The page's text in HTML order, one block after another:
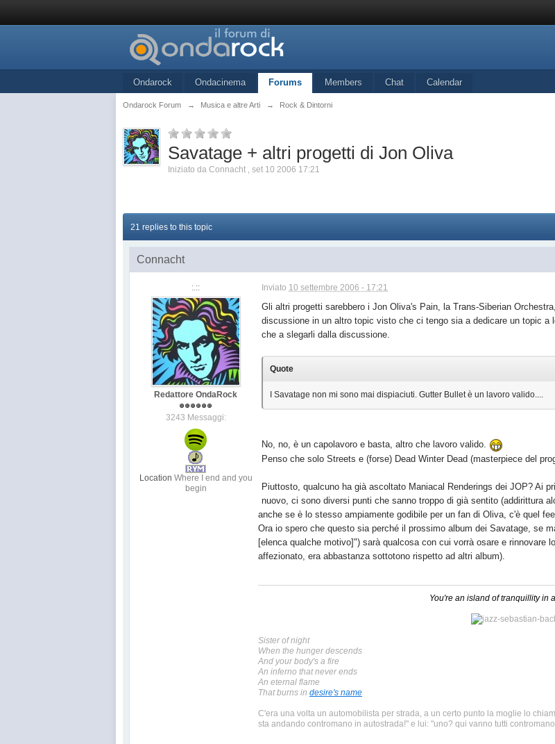
Ondarock Ondacinema Forums Members Chat Calendar
Ondarock Forum → Musica e altre Arti → Rock & Dintorni
Savatage + altri progetti di Jon Oliva
Iniziato da Connacht , set 10 2006 17:21
21 replies to this topic
Connacht
:.::
Redattore OndaRock
3243 Messaggi:
Location Where I end and you
begin
Inviato 10 settembre 2006 - 17:21
Gli altri progetti sarebbero i Jon Oliva's Pain, la Trans-Siberian
discussione in un altro topic visto che ci tengo sia a dedicare un topic a
che a slegarli dalla discussione.
Quote
I Savatage non mi sono mai dispiaciuti. Gutter Bullet è un lavoro valido....
No, no, è un capolavoro e basta, altro che lavoro valido.
Penso che solo Streets e (forse) Dead Winter Dead (masterpiece del
Piuttosto, qualcuno ha già ascoltato Maniacal Renderings dei JOP? Ai
nuovo, ci sono diversi punti che sanno troppo di già sentito (addirittura
anche se è lo stesso ampiamente godibile per un fan di Oliva, c'è quel
Ora io spero che questo sia perché il prossimo album dei Savatage, se
[elenca qualche motivo]") sarà qualcosa con cui vorrà osare e rinnovare
affezionato, era abbastanza sottotono rispetto ad altri album).
You're an island of tranquillity in
Sister of night
When the hunger descends
And your body's a fire
An inferno that never ends
An eternal flame
That burns in desire's name
C'era una volta un automobilista per strada, a un certo punto la moglie lo
sta andando contromano in autostrada!" e lui: "uno? qui vanno tutti